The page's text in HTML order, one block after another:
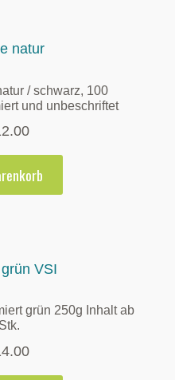
/ schwarz, 100
und unbeschriftet
grün 250g Inhalt ab